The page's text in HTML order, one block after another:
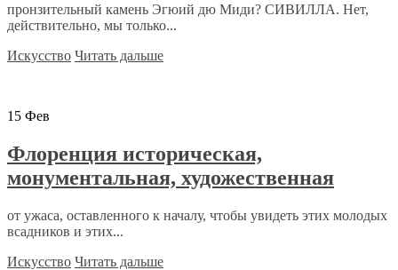
пронзительный камень Эгюий дю Миди? СИВИЛЛА. Нет,
действительно, мы только...
Искусство Читать дальше
15 Фев
Флоренция историческая,
монументальная, художественная
от ужаса, оставленного к началу, чтобы увидеть этих молодых
всадников и этих...
Искусство Читать дальше